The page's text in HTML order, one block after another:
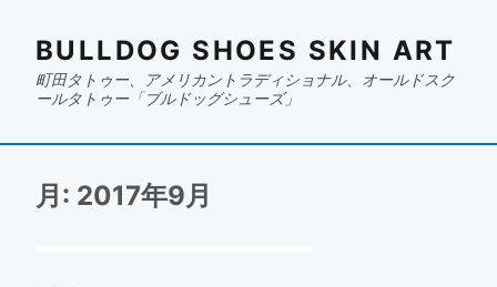
BULLDOG SHOES SKIN ART
町田タトゥー、アメリカントラディショナル、オールドスク
ールタトゥー「ブルドッグシューズ」
月: 2017年9月